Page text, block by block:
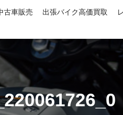
古車販売 出張バイク高価買取